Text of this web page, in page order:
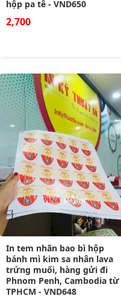
hộp pa tê - VND650
2,700
In tem nhãn bao bì hộp
bánh mì kim sa nhân lava
trứng muối, hàng gửi đi
Phnom Penh, Cambodia từ
TPHCM - VND648